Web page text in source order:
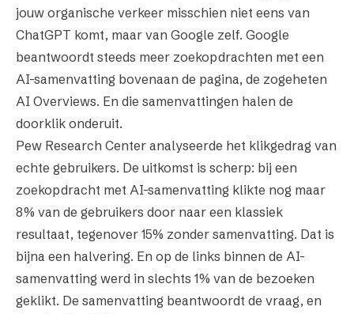
jouw organische verkeer misschien niet eens van
ChatGPT komt, maar van Google zelf. Google
beantwoordt steeds meer zoekopdrachten met een
AI-samenvatting bovenaan de pagina, de zogeheten
AI Overviews. En die samenvattingen halen de
doorklik onderuit.
Pew Research Center analyseerde het klikgedrag van
echte gebruikers. De uitkomst is scherp: bij een
zoekopdracht met AI-samenvatting klikte nog maar
8% van de gebruikers door naar een klassiek
resultaat, tegenover 15% zonder samenvatting. Dat is
bijna een halvering. En op de links binnen de AI-
samenvatting werd in slechts 1% van de bezoeken
geklikt. De samenvatting beantwoordt de vraag, en